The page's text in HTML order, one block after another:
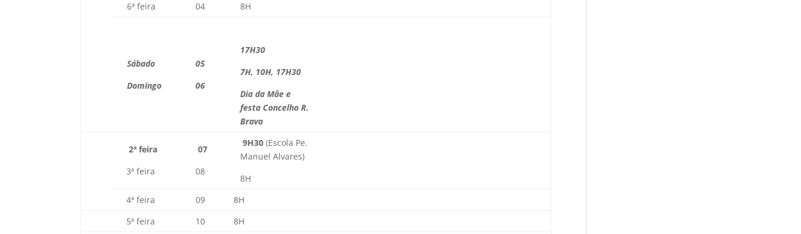
6ª feira
04 8H
Sábado
Domingo
05
06
17H30
7H, 10H, 17H30
Dia da Mãe e
festa Concelho R.
Brava
2ª feira
3ª feira
07
08
9H30 (Escola Pe.
Manuel Alvares)
8H
4ª feira
09
8H
5ª feira
10
8H